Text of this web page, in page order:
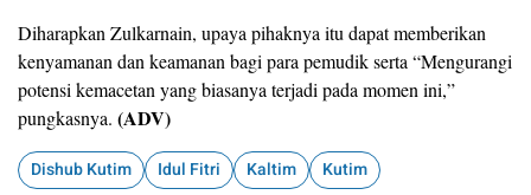
Diharapkan Zulkarnain, upaya pihaknya itu dapat memberikan
kenyamanan dan keamanan bagi para pemudik serta “Mengurangi
potensi kemacetan yang biasanya terjadi pada momen ini,”
pungkasnya. (ADV)
Dishub Kutim Idul Fitri Kaltim Kutim